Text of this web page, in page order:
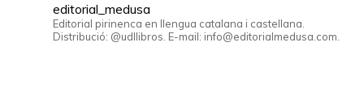
editorial_medusa
Editorial pirinenca en llengua catalana i castellana.
Distribució: @udllibros. E-mail: info@editorialmedusa.com.